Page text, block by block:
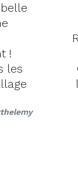
!
les